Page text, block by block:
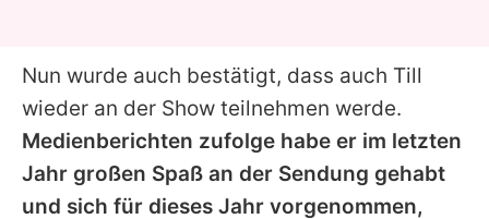
Nun wurde auch bestätigt, dass auch Till
wieder an der Show teilnehmen werde.
Medienberichten zufolge habe er im letzten
Jahr großen Spaß an der Sendung gehabt
und sich für dieses Jahr vorgenommen,